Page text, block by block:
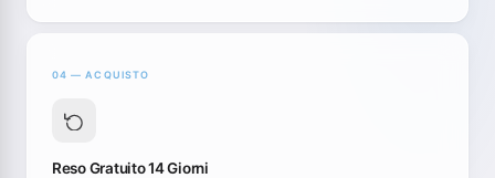
04 — ACQUISTO
Reso Gratuito 14 Giorni